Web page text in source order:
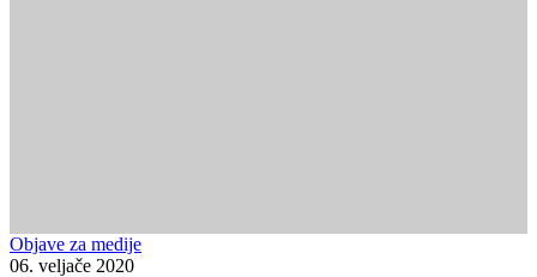
Objave za medije
06. veljače 2020